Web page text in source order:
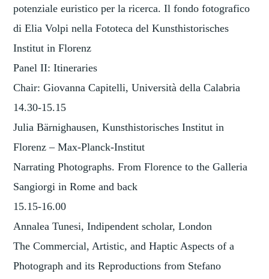
potenziale euristico per la ricerca. Il fondo fotografico
di Elia Volpi nella Fototeca del Kunsthistorisches
Institut in Florenz
Panel II: Itineraries
Chair: Giovanna Capitelli, Università della Calabria
14.30-15.15
Julia Bärnighausen, Kunsthistorisches Institut in
Florenz – Max-Planck-Institut
Narrating Photographs. From Florence to the Galleria
Sangiorgi in Rome and back
15.15-16.00
Annalea Tunesi, Indipendent scholar, London
The Commercial, Artistic, and Haptic Aspects of a
Photograph and its Reproductions from Stefano